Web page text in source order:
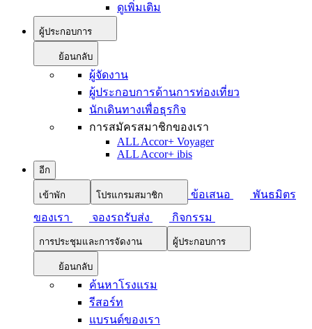
ดูเพิ่มเติม
ผู้ประกอบการ
ย้อนกลับ
ผู้จัดงาน
ผู้ประกอบการด้านการท่องเที่ยว
นักเดินทางเพื่อธุรกิจ
การสมัครสมาชิกของเรา
ALL Accor+ Voyager
ALL Accor+ ibis
อีก
เข้าพัก โปรแกรมสมาชิก ข้อเสนอ
พันธมิตร
ของเรา
จองรถรับส่ง กิจกรรม
การประชุมและการจัดงาน ผู้ประกอบการ
ย้อนกลับ
ค้นหาโรงแรม
รีสอร์ท
แบรนด์ของเรา